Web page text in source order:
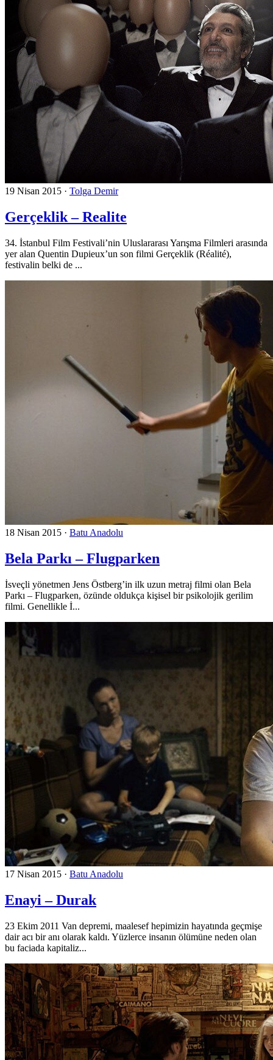
19 Nisan 2015 · Tolga Demir
Gerçeklik – Realite
34. İstanbul Film Festivali’nin Uluslararası Yarışma Filmleri arasında
yer alan Quentin Dupieux’un son filmi Gerçeklik (Réalité),
festivalin belki de ...
18 Nisan 2015 · Batu Anadolu
Bela Parkı – Flugparken
İsveçli yönetmen Jens Östberg’in ilk uzun metraj filmi olan Bela
Parkı – Flugparken, özünde oldukça kişisel bir psikolojik gerilim
filmi. Genellikle İ...
17 Nisan 2015 · Batu Anadolu
Enayi – Durak
23 Ekim 2011 Van depremi, maalesef hepimizin hayatında geçmişe
dair acı bir anı olarak kaldı. Yüzlerce insanın ölümüne neden olan
bu faciada kapitaliz...